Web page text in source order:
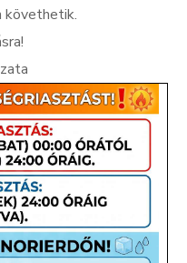
követhetik.